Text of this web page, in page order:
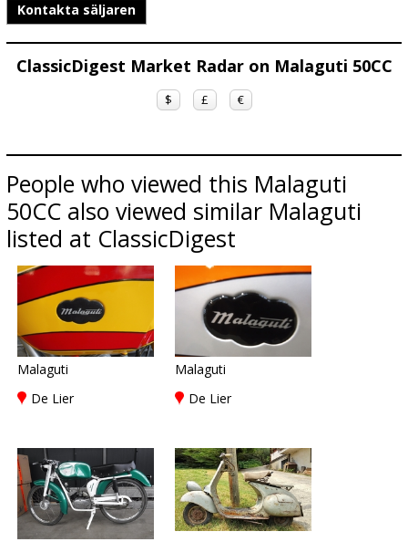
Kontakta säljaren
ClassicDigest Market Radar on Malaguti 50CC
$ £ €
People who viewed this Malaguti
50CC also viewed similar Malaguti
listed at ClassicDigest
Malaguti
De Lier
Malaguti
De Lier